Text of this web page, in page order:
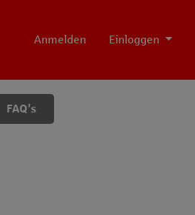
Anmelden Einloggen
FAQ’s